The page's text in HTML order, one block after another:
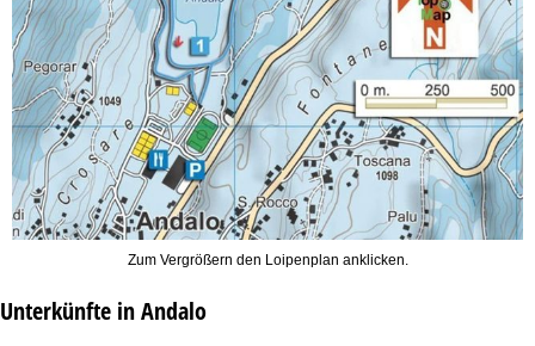
Zum Vergrößern den Loipenplan anklicken.
Unterkünfte in Andalo